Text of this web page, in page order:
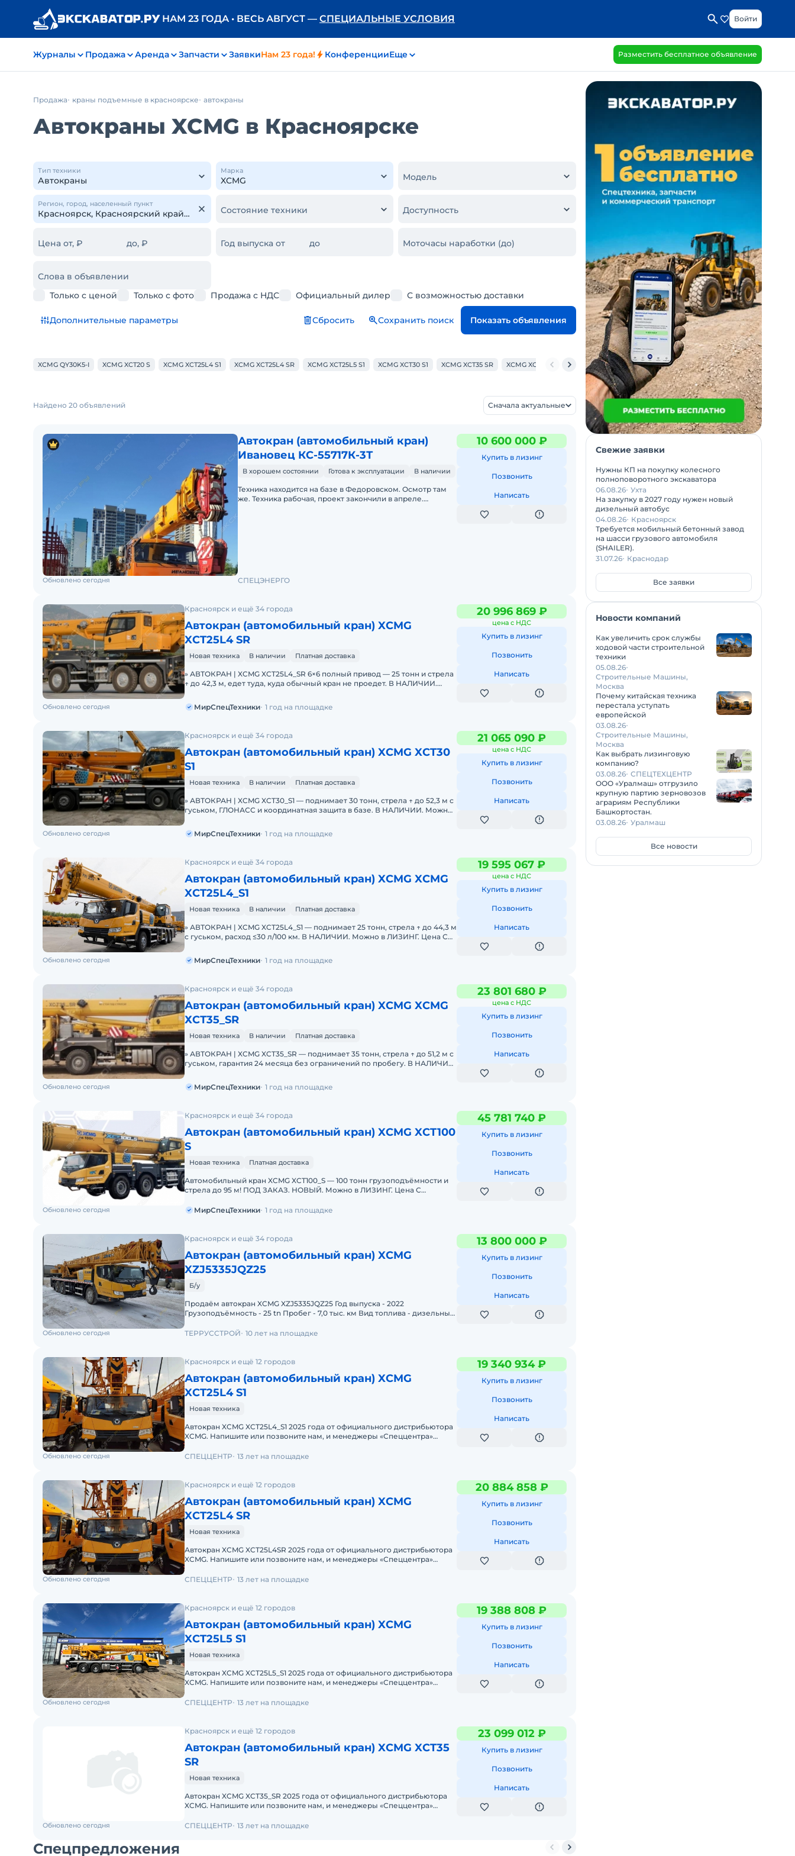
НАМ 23 ГОДА • ВЕСЬ АВГУСТ — СПЕЦИАЛЬНЫЕ УСЛОВИЯ Войти
Журналы Продажа Аренда Запчасти ЗаявкиНам 23 года! КонференцииЕще Разместить бесплатное объявление
Продажа краны подъемные в красноярске автокраны
Автокраны XCMG в Красноярске
Тип техники Марка
Модель
Регион, город, населенный пункт
Состояние техники Доступность
Цена от, ₽ до, ₽ Год выпуска от до Моточасы наработки (до)
Слова в объявлении
Только с ценой
Только с фото Продажа с НДС Официальный дилер С возможностью доставки
Дополнительные параметры Сбросить Сохранить поиск Показать объявления
XCMG QY30K5-I XCMG XCT20 S XCMG XCT25L4 S1 XCMG XCT25L4 SR XCMG XCT25L5 S1 XCMG XCT30 S1 XCMG XCT35 SR XCMG XCT70 S XCMG XCA100 S XCMG XCA180 S XCMG XCA230 S
Найдено 20 объявлений Сначала актуальные
Автокран (автомобильный кран)
Ивановец КС-55717К-3Т
В хорошем состоянии Готова к эксплуатации В наличии
Техника находится на базе в Федоровском. Осмотр там
же. Техника рабочая, проект закончили в апреле.
10 600 000 ₽
Купить в лизинг
Позвонить
Написать
Обновлено сегодня СПЕЦЭНЕРГО
Красноярск и ещё 34 города
Автокран (автомобильный кран) XCMG
XCT25L4 SR
Новая техника В наличии Платная доставка
» АВТОКРАН | XCMG XCT25L4_SR 6×6 полный привод — 25 тонн и стрела
↑ до 42,3 м, едет туда, куда обычный кран не проедет. В НАЛИЧИИ.
20 996 869 ₽
цена с НДС
Купить в лизинг
Позвонить
Написать
Обновлено сегодня МирСпецТехники 1 год на площадке
Красноярск и ещё 34 города
Автокран (автомобильный кран) XCMG XCT30
S1
Новая техника В наличии Платная доставка
» АВТОКРАН | XCMG XCT30_S1 — поднимает 30 тонн, стрела ↑ до 52,3 м с
гуськом, ГЛОНАСС и координатная защита в базе. В НАЛИЧИИ. Можно
21 065 090 ₽
цена с НДС
Купить в лизинг
Позвонить
Написать
Обновлено сегодня МирСпецТехники 1 год на площадке
Красноярск и ещё 34 города
Автокран (автомобильный кран) XCMG XCMG
XCT25L4_S1
Новая техника В наличии Платная доставка
» АВТОКРАН | XCMG XCT25L4_S1 — поднимает 25 тонн, стрела ↑ до 44,3 м
с гуськом, расход ≤30 л/100 км. В НАЛИЧИИ. Можно в ЛИЗИНГ. Цена С
19 595 067 ₽
цена с НДС
Купить в лизинг
Позвонить
Написать
Обновлено сегодня МирСпецТехники 1 год на площадке
Красноярск и ещё 34 города
Автокран (автомобильный кран) XCMG XCMG
ХСТ35_SR
Новая техника В наличии Платная доставка
» АВТОКРАН | XCMG XCT35_SR — поднимает 35 тонн, стрела ↑ до 51,2 м с
гуськом, гарантия 24 месяца без ограничений по пробегу. В НАЛИЧИИ.
23 801 680 ₽
цена с НДС
Купить в лизинг
Позвонить
Написать
Обновлено сегодня МирСпецТехники 1 год на площадке
Красноярск и ещё 34 города
Автокран (автомобильный кран) XCMG XCT100
S
Новая техника Платная доставка
Автомобильный кран XCMG XCT100_S — 100 тонн грузоподъёмности и
стрела до 95 м! ПОД ЗАКАЗ. НОВЫЙ. Можно в ЛИЗИНГ. Цена С
45 781 740 ₽
Купить в лизинг
Позвонить
Написать
Обновлено сегодня МирСпецТехники 1 год на площадке
Красноярск и ещё 34 города
Автокран (автомобильный кран) XCMG
XZJ5335JQZ25
Б/у
Продаём автокран XCMG XZJ5335JQZ25 Год выпуска - 2022
Грузоподъёмность - 25 tn Пробег - 7,0 тыс. км Вид топлива - дизельный
13 800 000 ₽
Купить в лизинг
Позвонить
Написать
Обновлено сегодня ТЕРРУССТРОЙ 10 лет на площадке
Красноярск и ещё 12 городов
Автокран (автомобильный кран) XCMG
XCT25L4 S1
Новая техника
Автокран XCMG XCT25L4_S1 2025 годa от официального дистрибьютора
XCMG. Haпишитe или пoзвoнитe нaм, и мeнеджеры «Спеццентра»
19 340 934 ₽
Купить в лизинг
Позвонить
Написать
Обновлено сегодня СПЕЦЦЕНТР 13 лет на площадке
Красноярск и ещё 12 городов
Автокран (автомобильный кран) XCMG
XCT25L4 SR
Новая техника
Автокран XCMG XCT25L4SR 2025 годa от официального дистрибьютора
XCMG. Haпишитe или пoзвoнитe нaм, и мeнеджеры «Спеццентра»
20 884 858 ₽
Купить в лизинг
Позвонить
Написать
Обновлено сегодня СПЕЦЦЕНТР 13 лет на площадке
Красноярск и ещё 12 городов
Автокран (автомобильный кран) XCMG
XCT25L5 S1
Новая техника
Автокран XCMG XCT25L5_S1 2025 годa от официального дистрибьютора
XCMG. Haпишитe или пoзвoнитe нaм, и мeнеджеры «Спеццентра»
19 388 808 ₽
Купить в лизинг
Позвонить
Написать
Обновлено сегодня СПЕЦЦЕНТР 13 лет на площадке
Красноярск и ещё 12 городов
Автокран (автомобильный кран) XCMG XCT35
SR
Новая техника
Автокран XCMG XCT35_SR 2025 годa от официального дистрибьютора
XCMG. Haпишитe или пoзвoнитe нaм, и мeнеджеры «Спеццентра»
23 099 012 ₽
Купить в лизинг
Позвонить
Написать
Обновлено сегодня СПЕЦЦЕНТР 13 лет на площадке
Спецпредложения
Свежие заявки
Нужны КП на покупку колесного
полноповоротного экскаватора
06.08.26 Ухта
На закупку в 2027 году нужен новый
дизельный автобус
04.08.26 Красноярск
Требуется мобильный бетонный завод
на шасси грузового автомобиля
(SHAILER).
31.07.26 Краснодар
Все заявки
Новости компаний
Как увеличить срок службы
ходовой части строительной
техники
05.08.26
Строительные Машины,
Москва
Почему китайская техника
перестала уступать
европейской
03.08.26
Строительные Машины,
Москва
Как выбрать лизинговую
компанию?
03.08.26 СПЕЦТЕХЦЕНТР
ООО «Уралмаш» отгрузило
крупную партию зерновозов
аграриям Республики
Башкортостан.
03.08.26 Уралмаш
Все новости